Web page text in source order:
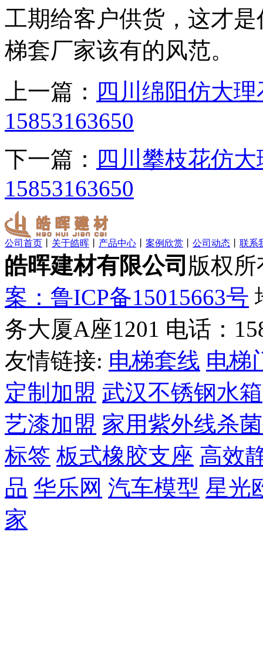
工期给客户供货，这才
梯套厂家该有的风范。
上一篇： 四川绵阳仿大
15853163650
下一篇： 四川攀枝花仿
15853163650
公司首页 关于皓晖 产品中心 案例欣赏 公司动态 联系
皓晖建材有限公司 版权
案：鲁ICP备15015663号
务大厦A座1201 电话：
友情链接: 电梯套线 电梯
定制加盟 武汉不锈钢水箱
艺漆加盟 家用紫外线杀
标签 板式橡胶支座 高效
品 华乐网 汽车模型 星光
家